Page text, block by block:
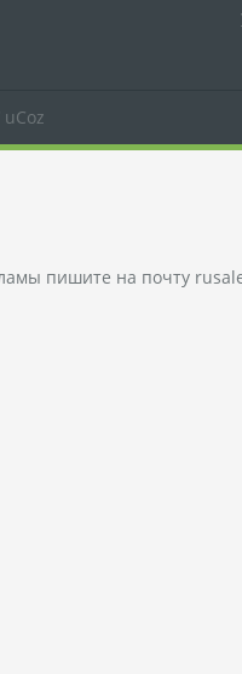
uCoz
пишите на почту